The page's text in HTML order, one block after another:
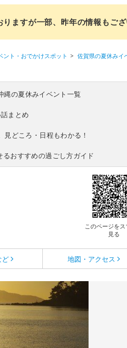
ますが一部、昨年の情報もご
ト・おでかけスポット 佐賀県の夏休みイ
の夏休みイベント一覧
まとめ
見どころ・日程もわかる！
るおすすめの過ごし方ガイド
このページを
見る
ど 地図・アクセス